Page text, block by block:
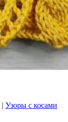
| Узоры с косами